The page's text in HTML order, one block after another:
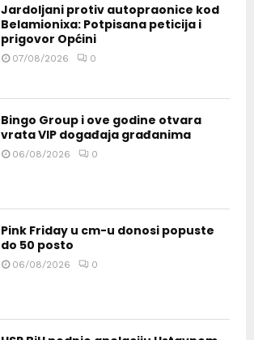
Jardoljani protiv autopraonice kod
Belamionixa: Potpisana peticija i
prigovor Općini
07/08/2026 0
Bingo Group i ove godine otvara
vrata VIP događaja građanima
06/08/2026 0
Pink Friday u cm-u donosi popuste
do 50 posto
06/08/2026 0